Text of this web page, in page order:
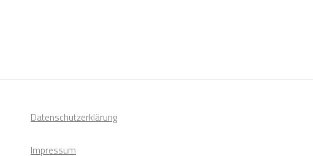
Datenschutzerklärung
Impressum